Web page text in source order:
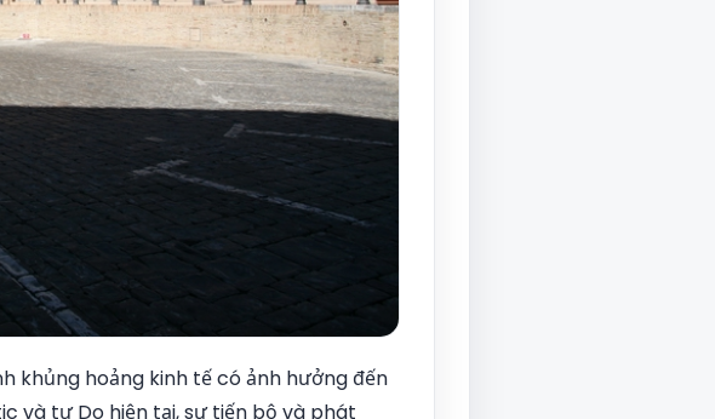
khủng hoảng kinh tế có ảnh hưởng đến
và tự Do hiện tại, sự tiến bộ và phát